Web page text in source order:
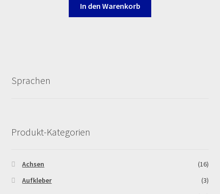
In den Warenkorb
Sprachen
Produkt-Kategorien
Achsen
(16)
Aufkleber
(3)